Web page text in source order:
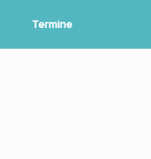
Termine